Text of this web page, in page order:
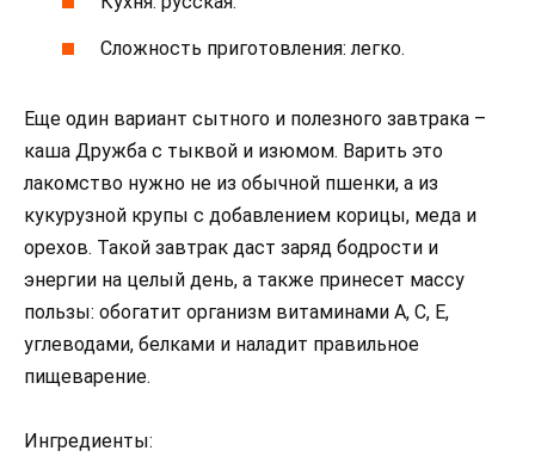
Сложность приготовления: легко.
Еще один вариант сытного и полезного завтрака –
каша Дружба с тыквой и изюмом. Варить это
лакомство нужно не из обычной пшенки, а из
кукурузной крупы с добавлением корицы, меда и
орехов. Такой завтрак даст заряд бодрости и
энергии на целый день, а также принесет массу
пользы: обогатит организм витаминами А, С, Е,
углеводами, белками и наладит правильное
пищеварение.
Ингредиенты: